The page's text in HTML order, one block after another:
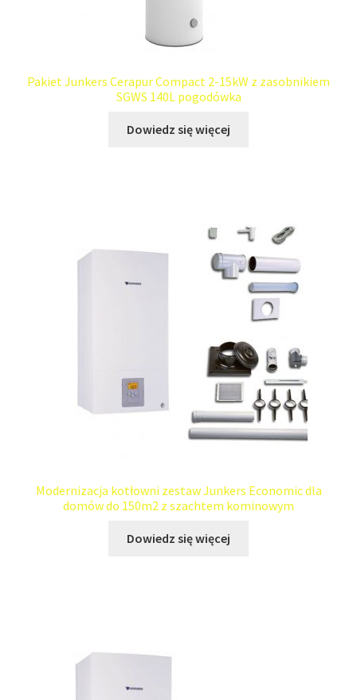
Pakiet Junkers Cerapur Compact 2-15kW z zasobnikiem
SGWS 140L pogodówka
Dowiedz się więcej
Modernizacja kotłowni zestaw Junkers Economic dla
domów do 150m2 z szachtem kominowym
Dowiedz się więcej